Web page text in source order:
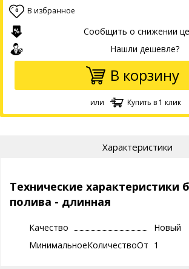
0 В избранное
Сообщить о снижении
Нашли дешевле?
В корзину
или Купить в 1 клик
Характеристики
Технические характеристики
полива - длинная
Качество
Новый
МинимальноеКоличествоОтгрузки
1